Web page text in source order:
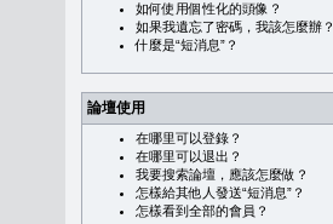
如何使用個性化的頭像？
如果我遺忘了密碼，我該怎麼辦？
什麼是“短消息”？
論壇使用
在哪里可以登錄？
在哪里可以退出？
我要搜索論壇，應該怎麼做？
怎樣給其他人發送“短消息”？
怎樣看到全部的會員？